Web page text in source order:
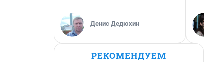
Денис Дедюхин
РЕКОМЕНДУЕМ